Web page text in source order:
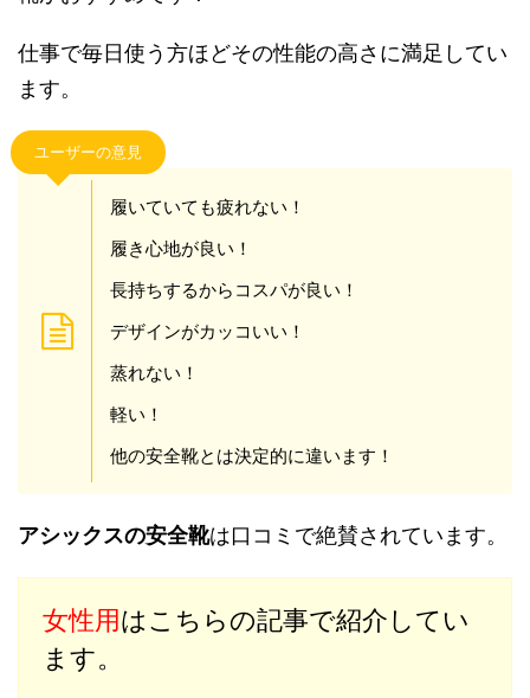
仕事で毎日使う方ほどその性能の高さに満足してい
ます。
ユーザーの意見
履いていても疲れない！
履き心地が良い！
長持ちするからコスパが良い！
デザインがカッコいい！
蒸れない！
軽い！
他の安全靴とは決定的に違います！
アシックスの安全靴は口コミで絶賛されています。
女性用はこちらの記事で紹介してい
ます。